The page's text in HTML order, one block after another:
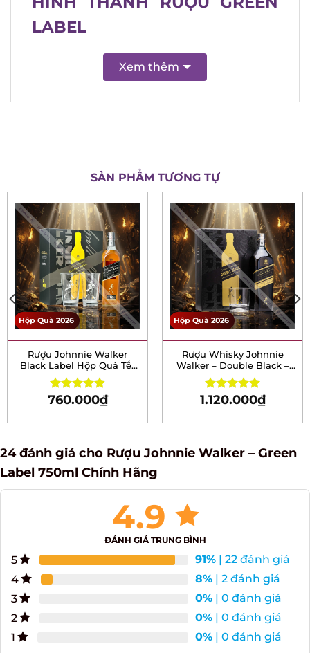
LABEL
Xem thêm
SẢN PHẨM TƯƠNG TỰ
Hộp Quà 2026
Rượu Johnnie Walker
Black Label Hộp Quà Tết
2026
Rated4.93
760.000₫
Hộp Quà 2026
Rượu Whisky Johnnie
Walker – Double Black –
Hộp quà tết 2026
Rated5.00
1.120.000₫
24 đánh giá cho Rượu Johnnie Walker – Green
Label 750ml Chính Hãng
4.9
ĐÁNH GIÁ TRUNG BÌNH
5 91% | 22 đánh giá
4
8% | 2 đánh giá
3
0% | 0 đánh giá
2
0% | 0 đánh giá
1
0% | 0 đánh giá